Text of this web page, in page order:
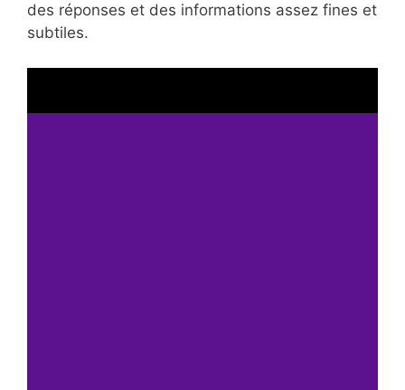
des réponses et des informations assez fines et
subtiles.